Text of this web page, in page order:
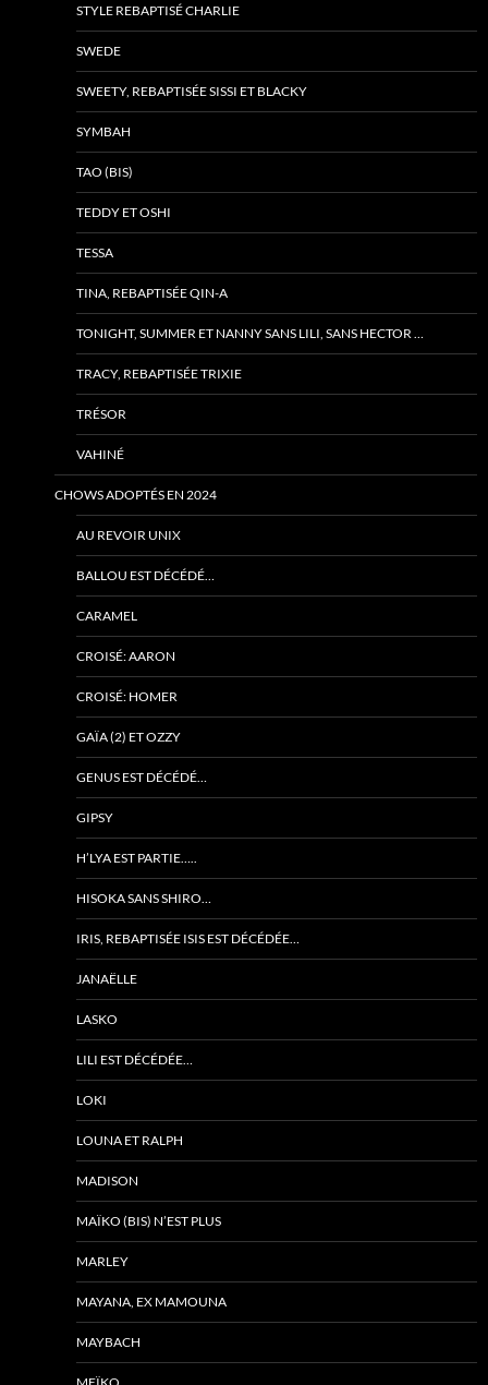
STYLE REBAPTISÉ CHARLIE
SWEDE
SWEETY, REBAPTISÉE SISSI ET BLACKY
SYMBAH
TAO (BIS)
TEDDY ET OSHI
TESSA
TINA, REBAPTISÉE QIN-A
TONIGHT, SUMMER ET NANNY SANS LILI, SANS HECTOR …
TRACY, REBAPTISÉE TRIXIE
TRÉSOR
VAHINÉ
CHOWS ADOPTÉS EN 2024
AU REVOIR UNIX
BALLOU EST DÉCÉDÉ…
CARAMEL
CROISÉ: AARON
CROISÉ: HOMER
GAÏA (2) ET OZZY
GENUS EST DÉCÉDÉ…
GIPSY
H’LYA EST PARTIE…..
HISOKA SANS SHIRO…
IRIS, REBAPTISÉE ISIS EST DÉCÉDÉE…
JANAËLLE
LASKO
LILI EST DÉCÉDÉE…
LOKI
LOUNA ET RALPH
MADISON
MAÏKO (BIS) N’EST PLUS
MARLEY
MAYANA, EX MAMOUNA
MAYBACH